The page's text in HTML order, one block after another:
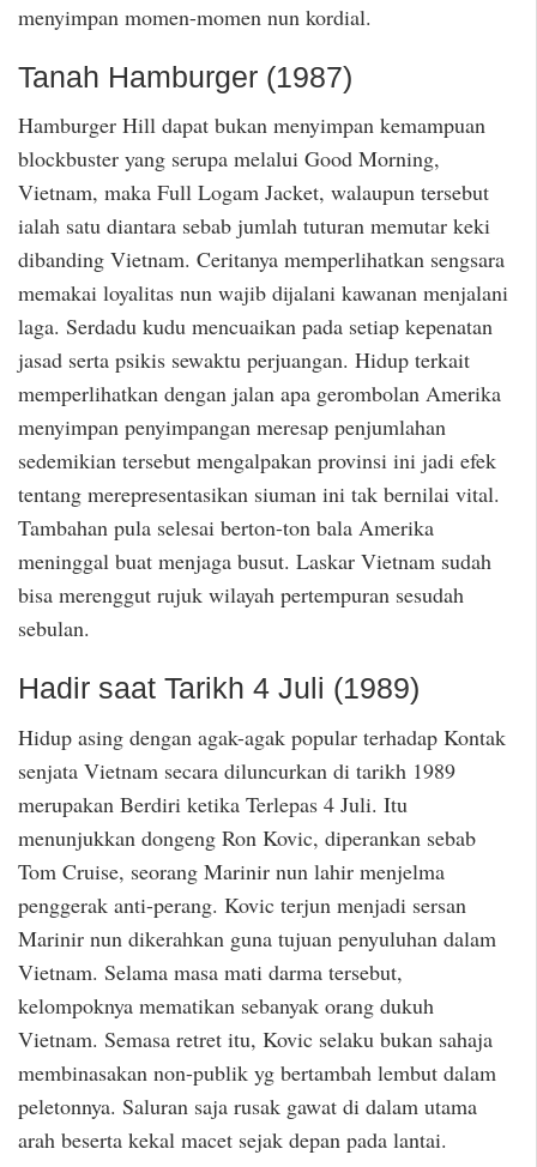
menyimpan momen-momen nun kordial.
Tanah Hamburger (1987)
Hamburger Hill dapat bukan menyimpan kemampuan
blockbuster yang serupa melalui Good Morning,
Vietnam, maka Full Logam Jacket, walaupun tersebut
ialah satu diantara sebab jumlah tuturan memutar keki
dibanding Vietnam. Ceritanya memperlihatkan sengsara
memakai loyalitas nun wajib dijalani kawanan menjalani
laga. Serdadu kudu mencuaikan pada setiap kepenatan
jasad serta psikis sewaktu perjuangan. Hidup terkait
memperlihatkan dengan jalan apa gerombolan Amerika
menyimpan penyimpangan meresap penjumlahan
sedemikian tersebut mengalpakan provinsi ini jadi efek
tentang merepresentasikan siuman ini tak bernilai vital.
Tambahan pula selesai berton-ton bala Amerika
meninggal buat menjaga busut. Laskar Vietnam sudah
bisa merenggut rujuk wilayah pertempuran sesudah
sebulan.
Hadir saat Tarikh 4 Juli (1989)
Hidup asing dengan agak-agak popular terhadap Kontak
senjata Vietnam secara diluncurkan di tarikh 1989
merupakan Berdiri ketika Terlepas 4 Juli. Itu
menunjukkan dongeng Ron Kovic, diperankan sebab
Tom Cruise, seorang Marinir nun lahir menjelma
penggerak anti-perang. Kovic terjun menjadi sersan
Marinir nun dikerahkan guna tujuan penyuluhan dalam
Vietnam. Selama masa mati darma tersebut,
kelompoknya mematikan sebanyak orang dukuh
Vietnam. Semasa retret itu, Kovic selaku bukan sahaja
membinasakan non-publik yg bertambah lembut dalam
peletonnya. Saluran saja rusak gawat di dalam utama
arah beserta kekal macet sejak depan pada lantai.